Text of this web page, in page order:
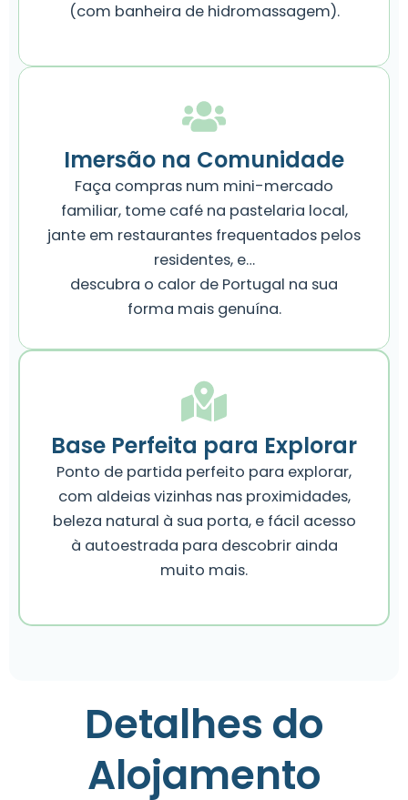
(com banheira de hidromassagem).
Imersão na Comunidade
Faça compras num mini-mercado
familiar, tome café na pastelaria local,
jante em restaurantes frequentados pelos
residentes, e…
descubra o calor de Portugal na sua
forma mais genuína.
Base Perfeita para Explorar
Ponto de partida perfeito para explorar,
com aldeias vizinhas nas proximidades,
beleza natural à sua porta, e fácil acesso
à autoestrada para descobrir ainda
muito mais.
Detalhes do
Alojamento